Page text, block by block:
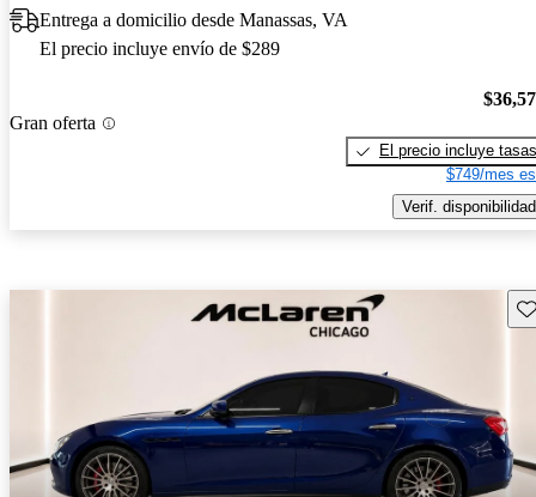
Entrega a domicilio desde Manassas, VA
El precio incluye envío de $289
Gran oferta
El precio incluye tasas
$749/mes
Verif. disponibilidad